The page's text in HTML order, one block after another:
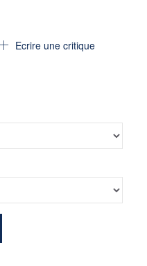
Ecrire une critique